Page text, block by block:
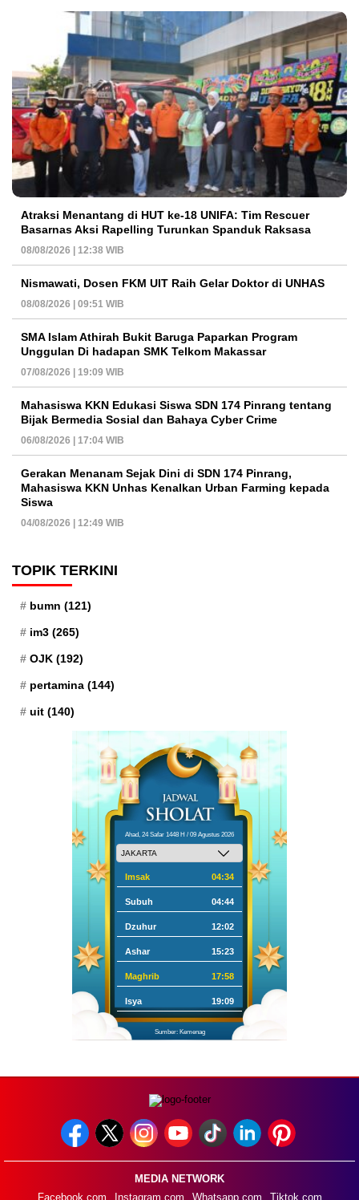
Atraksi Menantang di HUT ke-18 UNIFA: Tim Rescuer
Basarnas Aksi Rapelling Turunkan Spanduk Raksasa
08/08/2026 | 12:38 WIB
Nismawati, Dosen FKM UIT Raih Gelar Doktor di UNHAS
08/08/2026 | 09:51 WIB
SMA Islam Athirah Bukit Baruga Paparkan Program
Unggulan Di hadapan SMK Telkom Makassar
07/08/2026 | 19:09 WIB
Mahasiswa KKN Edukasi Siswa SDN 174 Pinrang tentang
Bijak Bermedia Sosial dan Bahaya Cyber Crime
06/08/2026 | 17:04 WIB
Gerakan Menanam Sejak Dini di SDN 174 Pinrang,
Mahasiswa KKN Unhas Kenalkan Urban Farming kepada
Siswa
04/08/2026 | 12:49 WIB
TOPIK TERKINI
bumn (121)
im3 (265)
OJK (192)
pertamina (144)
uit (140)
Ahad, 24 Safar 1448 H / 09 Agustus 2026
Imsak 04:34
Subuh 04:44
Dzuhur 12:02
Ashar 15:23
Maghrib 17:58
Isya 19:09
Sumber: Kemenag
MEDIA NETWORK
Facebook.com
Instagram.com Whatsapp.com Tiktok.com